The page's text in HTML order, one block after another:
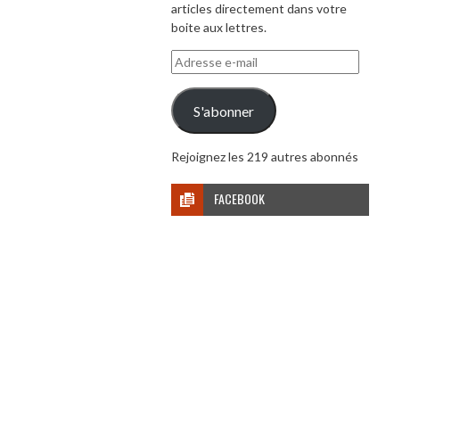
articles directement dans votre
boite aux lettres.
Adresse
e-
mail
S'abonner
Rejoignez les 219 autres abonnés
FACEBOOK